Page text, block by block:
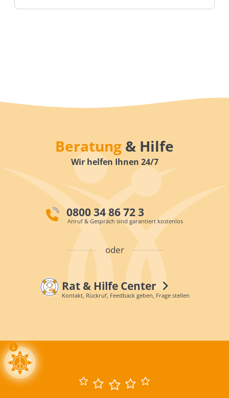
Beratung & Hilfe
Wir helfen Ihnen 24/7
0800 34 86 72 3
Anruf & Gespräch sind garantiert kostenlos
oder
Rat & Hilfe Center
Kontakt, Rückruf, Feedback geben, Frage stellen